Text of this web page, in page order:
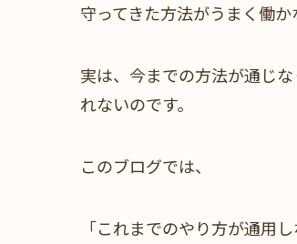
守ってきた方法がうまく働か
実は、今までの方法が通じ
れないのです。
このブログでは、
「これまでのやり方が通用